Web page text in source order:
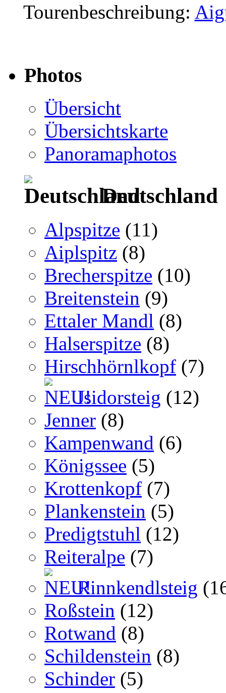
Tourenbeschreibung:
Photos
Übersicht
Übersichtskarte
Panoramaphotos
Deutschland
Alpspitze (11)
Aiplspitz (8)
Brecherspitze (10)
Breitenstein (9)
Ettaler Mandl (8)
Halserspitze (8)
Hirschhörnlkopf (7)
Isidorsteig (12)
Jenner (8)
Kampenwand (6)
Königssee (5)
Krottenkopf (7)
Plankenstein (5)
Predigtstuhl (12)
Reiteralpe (7)
Rinnkendlsteig
Roßstein (12)
Rotwand (8)
Schildenstein (8)
Schinder (5)